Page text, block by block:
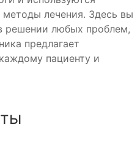
лечения. Здесь вы
решении любых проблем,
предлагает
пациенту и